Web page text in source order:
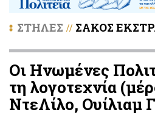
ΣΤΗΛΕΣ // ΣΑΚΟΣ
Οι Ηνωμένες
τη λογοτεχνία
ΝτεΛίλο, Ουίλιαμ